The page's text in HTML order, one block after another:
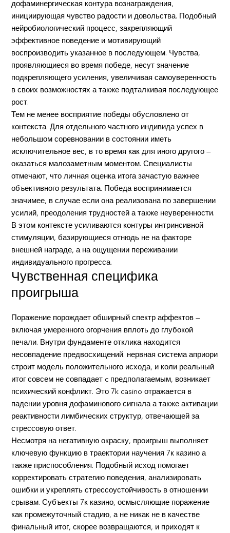
дофаминергическая контура вознаграждения,
инициирующая чувство радости и довольства. Подобный
нейробиологический процесс, закрепляющий
эффективное поведение и мотивирующий
воспроизводить указанное в последующем. Чувства,
проявляющиеся во время победе, несут значение
подкрепляющего усиления, увеличивая самоуверенность
в своих возможностях а также подталкивая последующее
рост.
Тем не менее восприятие победы обусловлено от
контекста. Для отдельного частного индивида успех в
небольшом соревновании в состоянии иметь
исключительное вес, в то время как для иного другого —
оказаться малозаметным моментом. Специалисты
отмечают, что личная оценка итога зачастую важнее
объективного результата. Победа воспринимается
значимее, в случае если она реализована по завершении
усилий, преодоления трудностей а также неуверенности.
В этом контексте усиливаются контуры интринсивной
стимуляции, базирующиеся отнюдь не на факторе
внешней награде, а на ощущении переживании
индивидуального прогресса.
Чувственная специфика
проигрыша
Поражение порождает обширный спектр аффектов —
включая умеренного огорчения вплоть до глубокой
печали. Внутри фундаменте отклика находится
несовпадение предвосхищений. нервная система априори
строит модель положительного исхода, и коли реальный
итог совсем не совпадает c предполагаемым, возникает
психический конфликт. Это 7k casino отражается в
падении уровня дофаминового сигнала а также активации
реактивности лимбических структур, отвечающей за
стрессовую ответ.
Несмотря на негативную окраску, проигрыш выполняет
ключевую функцию в траектории научения 7к казино а
также приспособления. Подобный исход помогает
корректировать стратегию поведения, анализировать
ошибки и укреплять стрессоустойчивость в отношении
срывам. Субъекты 7к казино, осмысляющие поражение
как промежуточный стадию, а не никак не в качестве
финальный итог, скорее возвращаются, и приходят к